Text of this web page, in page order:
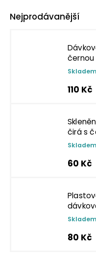
Nejprodávanější
černou
Skladem
110 Kč
čirá s
Skladem
60 Kč
Skladem
80 Kč